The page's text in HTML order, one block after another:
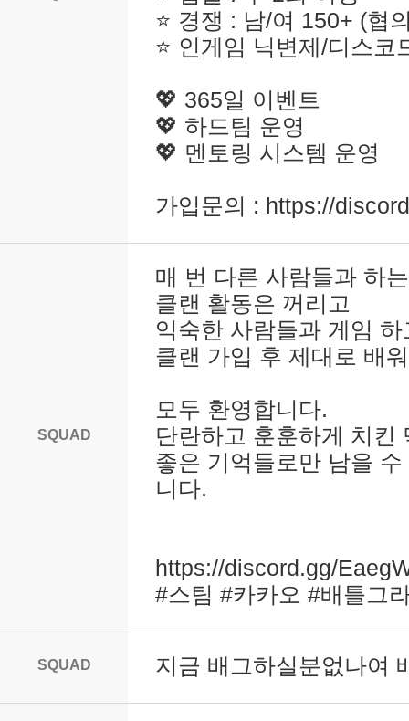
⭐ 경쟁 : 남/여 150+ (협
⭐ 인게임 닉변제/디스코
💖 365일 이벤트
💖 하드팀 운영
💖 멘토링 시스템 운영
가입문의 : https://
SQUAD
매 번 다른 사람들과 하
클랜 활동은 꺼리고
익숙한 사람들과 게임
클랜 가입 후 제대로 배
모두 환영합니다.
단란하고 훈훈하게 치킨
좋은 기억들로만 남을
니다.
https://discord.gg/
#스팀 #카카오 #배틀그
SQUAD 지금 배그하실분없나여